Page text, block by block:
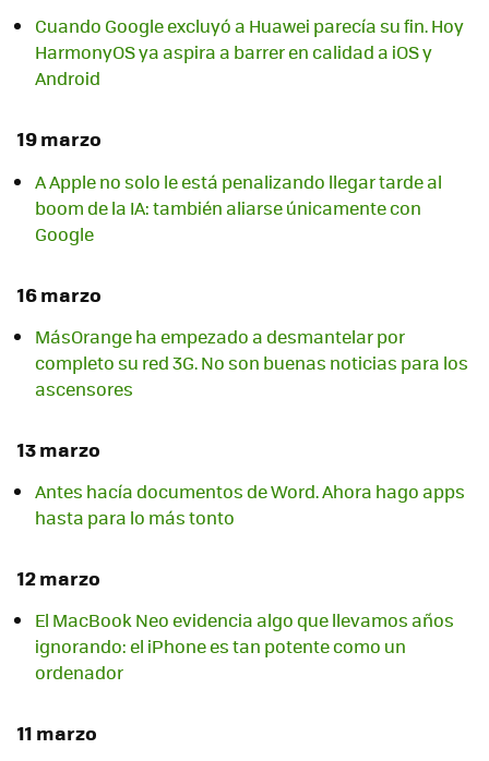
Cuando Google excluyó a Huawei parecía su fin. Hoy
HarmonyOS ya aspira a barrer en calidad a iOS y
Android
19 marzo
A Apple no solo le está penalizando llegar tarde al
boom de la IA: también aliarse únicamente con
Google
16 marzo
MásOrange ha empezado a desmantelar por
completo su red 3G. No son buenas noticias para los
ascensores
13 marzo
Antes hacía documentos de Word. Ahora hago apps
hasta para lo más tonto
12 marzo
El MacBook Neo evidencia algo que llevamos años
ignorando: el iPhone es tan potente como un
ordenador
11 marzo